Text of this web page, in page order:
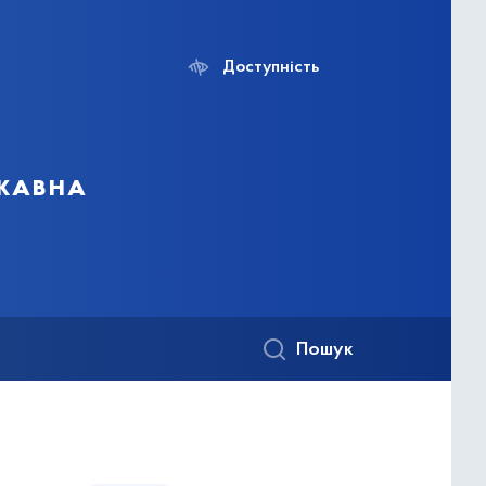
Доступність
Пошук